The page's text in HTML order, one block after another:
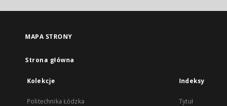
MAPA STRONY
Strona główna
Kolekcje
Politechnika Łódzka
Indeksy
Tytuł